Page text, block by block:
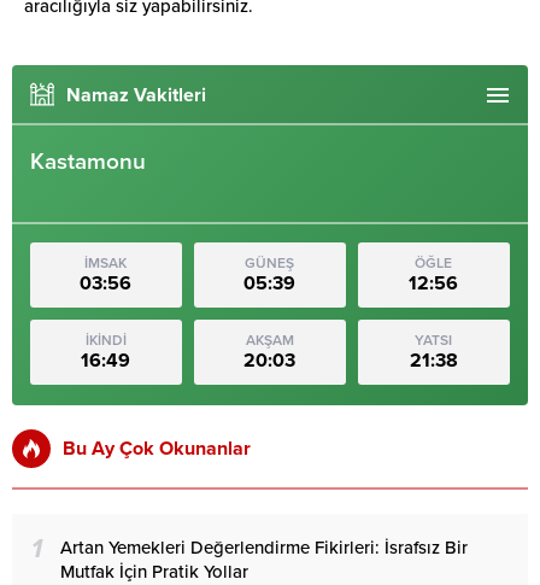
aracılığıyla siz yapabilirsiniz.
Namaz Vakitleri
Kastamonu
İMSAK
03:56
GÜNEŞ
05:39
ÖĞLE
12:56
İKİNDİ
16:49
AKŞAM
20:03
YATSI
21:38
Bu Ay Çok Okunanlar
1
Artan Yemekleri Değerlendirme Fikirleri: İsrafsız Bir
Mutfak İçin Pratik Yollar